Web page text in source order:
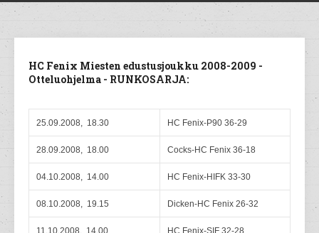
HC Fenix Miesten edustusjoukku 2008-2009 -
Otteluohjelma - RUNKOSARJA:
25.09.2008, 18.30 HC Fenix-P90 36-29
28.09.2008, 18.00 Cocks-HC Fenix 36-18
04.10.2008, 14.00 HC Fenix-HIFK 33-30
08.10.2008, 19.15 Dicken-HC Fenix 26-32
11.10.2008, 14.00 HC Fenix-SIF 32-28